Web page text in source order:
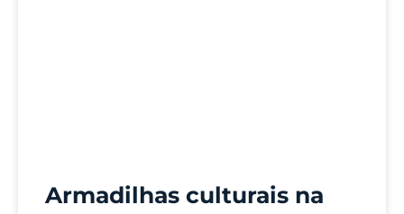
Armadilhas culturais na